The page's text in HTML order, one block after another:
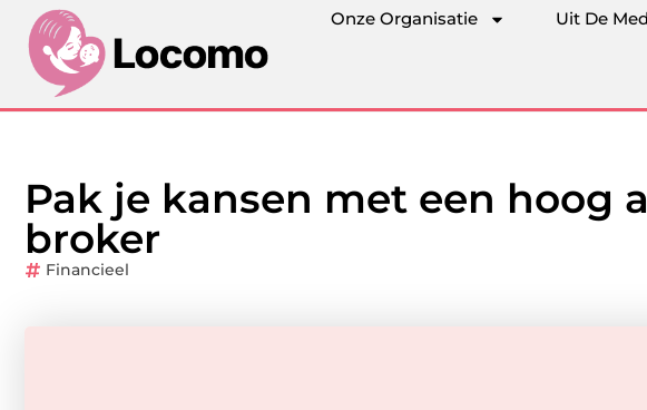
Onze Organisatie Uit De
Pak je kansen met een hoog
broker
Financieel